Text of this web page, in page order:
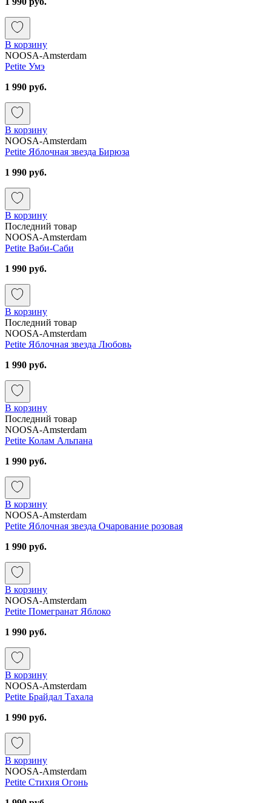
В корзину
NOOSA-Amsterdam
Petite Умэ
1 990 руб.
В корзину
NOOSA-Amsterdam
Petite Яблочная звезда Бирюза
1 990 руб.
В корзину
Последний товар
NOOSA-Amsterdam
Petite Ваби-Саби
1 990 руб.
В корзину
Последний товар
NOOSA-Amsterdam
Petite Яблочная звезда Любовь
1 990 руб.
В корзину
Последний товар
NOOSA-Amsterdam
Petite Колам Альпана
1 990 руб.
В корзину
NOOSA-Amsterdam
Petite Яблочная звезда Очарование розовая
1 990 руб.
В корзину
NOOSA-Amsterdam
Petite Помегранат Яблоко
1 990 руб.
В корзину
NOOSA-Amsterdam
Petite Брайдал Тахала
1 990 руб.
В корзину
NOOSA-Amsterdam
Petite Стихия Огонь